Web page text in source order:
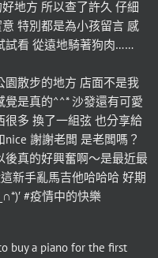
地方 所以查了許久 仔細
特別都是為小孩留言 感
試看 從遠地騎著狗肉……
散步的地方 店面不是我
是真的^^* 沙發還有可愛
很多 換了一組弦 也分享給
謝謝老闆 是老闆嗎？
真的好興奮啊～是最近最
新手亂馬吉他哈哈哈 好期
#疫情中的快樂
buy a piano for the first